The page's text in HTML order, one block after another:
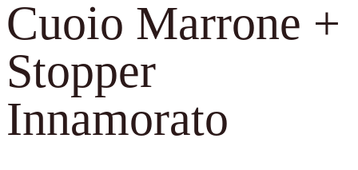
Cuoio Marrone +
Stopper
Innamorato